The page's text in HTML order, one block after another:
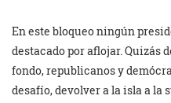
En este bloqueo ningún
destacado por aflojar. Quizás
fondo, republicanos y
desafío, devolver a la isla a la